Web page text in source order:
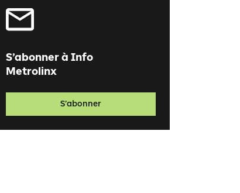
S’abonner à Info
Metrolinx
S’abonner